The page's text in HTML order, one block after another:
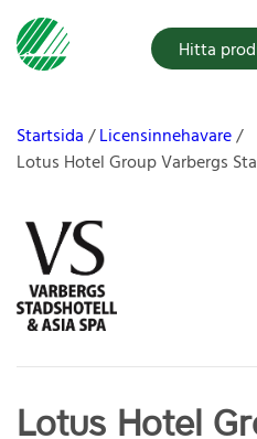
Hitta
Startsida
Licensinnehavare
Lotus Hotel Group Varbergs
Lotus Hotel